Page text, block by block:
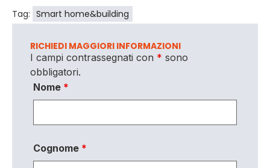
Tag: Smart home&building
RICHIEDI MAGGIORI INFORMAZIONI
I campi contrassegnati con * sono
obbligatori.
Nome *
Cognome *